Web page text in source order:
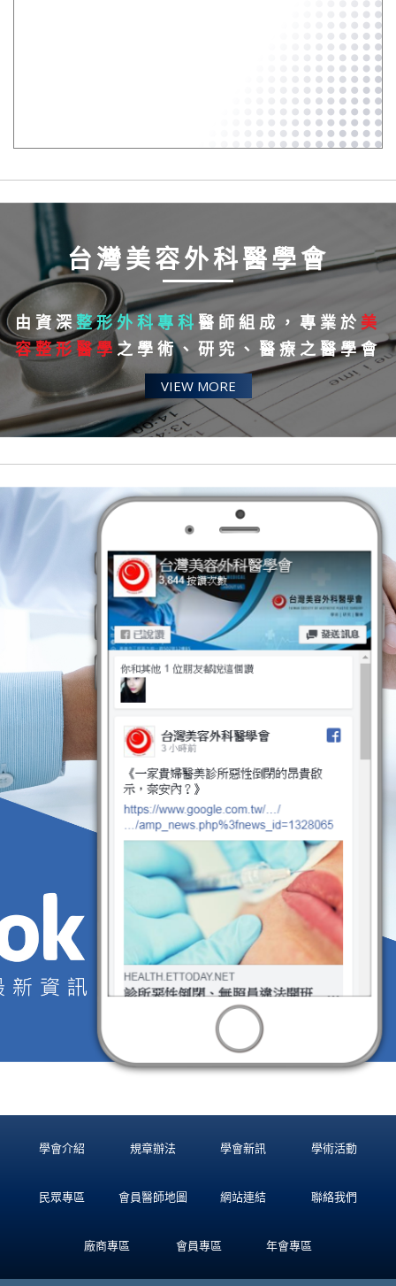
台灣美容外科醫學會
由資深整形外科專科 醫師組成，專業於 美
容整形醫學 之學術、研究、醫療之醫學會
VIEW MORE
學會介紹 規章辦法 學會新訊 學術活動
民眾專區 會員醫師地圖 網站連結 聯絡我們
廠商專區 會員專區 年會專區